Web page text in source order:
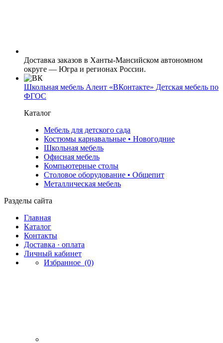
Доставка заказов в Ханты-Мансийском автономном
округе — Югра и регионах России.
Школьная мебель Алеит «ВКонтакте» Детская мебель по
ФГОС
Каталог
Мебель для детского сада
Костюмы карнавальные • Новогодние
Школьная мебель
Офисная мебель
Компьютерные столы
Столовое оборудование • Общепит
Металлическая мебель
Разделы сайта
Главная
Каталог
Контакты
Доставка · оплата
Личный кабинет
Избранное (0)